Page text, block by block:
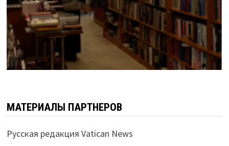
МАТЕРИАЛЫ ПАРТНЕРОВ
Русская редакция Vatican News